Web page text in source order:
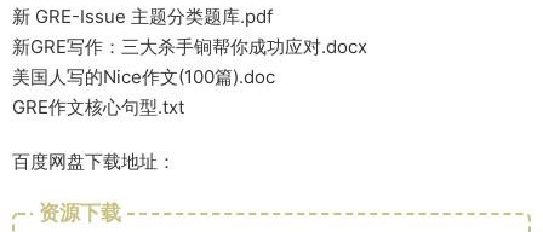
新 GRE-Issue 主题分类题库.pdf
新GRE写作：三大杀手锏帮你成功应对.docx
美国人写的Nice作文(100篇).doc
GRE作文核心句型.txt
百度网盘下载地址：
资源下载